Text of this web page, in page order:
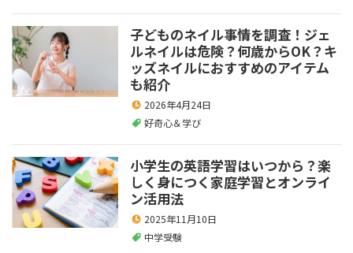
子どものネイル事情を調査！ジェ
ルネイルは危険？何歳からOK？キ
ッズネイルにおすすめのアイテム
も紹介
2026年4月24日
好奇心＆学び
小学生の英語学習はいつから？楽
しく身につく家庭学習とオンライ
ン活用法
2025年11月10日
中学受験